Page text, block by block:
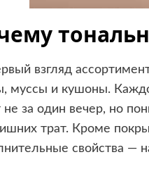
взгляд
муссы и кушоны.
не за один вечер, но
трат. Кроме
свойства —